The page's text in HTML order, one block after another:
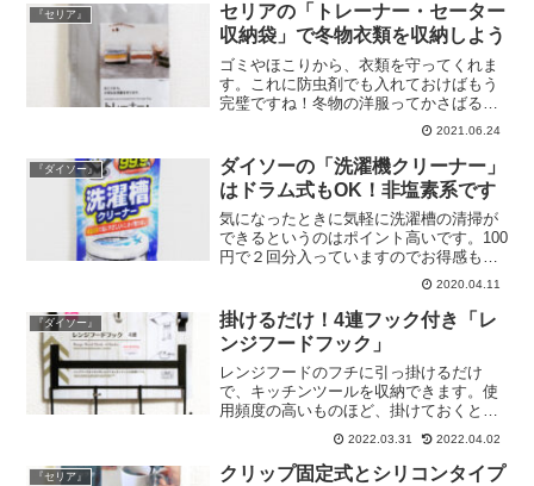
『セリア』
セリアの「トレーナー・セーター
収納袋」で冬物衣類を収納しよう
ゴミやほこりから、衣類を守ってくれま
す。これに防虫剤でも入れておけばもう
完璧ですね！冬物の洋服ってかさばるか
ら困りますよね。去年と比べて服が増え
たわけでは無いはずなんですがどうやっ
て収納してたんでしょう…
2021.06.24
『ダイソー』
ダイソーの「洗濯機クリーナー」
はドラム式もOK！非塩素系です
気になったときに気軽に洗濯槽の清掃が
できるというのはポイント高いです。100
円で２回分入っていますのでお得感もあ
りますよね。時間に余裕があるようでし
たら、つけおきすることをおすすめしま
す。
2020.04.11
『ダイソー』
掛けるだけ！4連フック付き「レ
ンジフードフック」
レンジフードのフチに引っ掛けるだけ
で、キッチンツールを収納できます。使
用頻度の高いものほど、掛けておくと料
理がスムーズで本当に便利です。掛けら
れるスペースがあるなら、ぜひともおす
すめです。
2022.03.31 2022.04.02
『セリア』
クリップ固定式とシリコンタイプ